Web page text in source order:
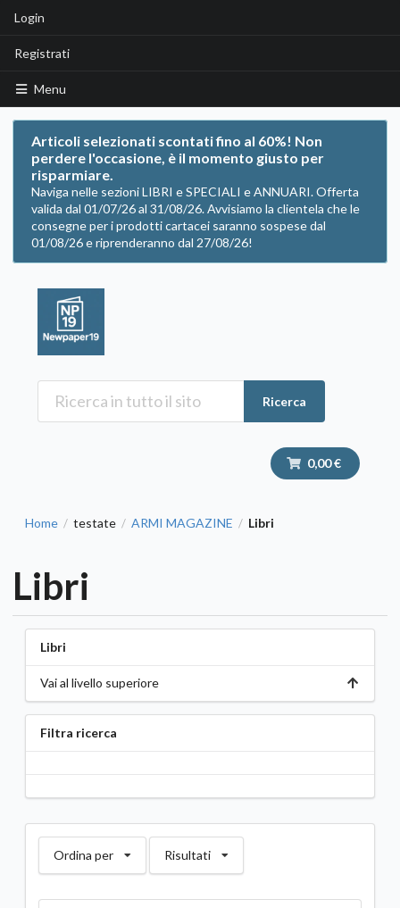
Login
Registrati
Menu
Articoli selezionati scontati fino al 60%! Non
perdere l'occasione, è il momento giusto per
risparmiare.
Naviga nelle sezioni LIBRI e SPECIALI e ANNUARI. Offerta
valida dal 01/07/26 al 31/08/26. Avvisiamo la clientela che le
consegne per i prodotti cartacei saranno sospese dal
01/08/26 e riprenderanno dal 27/08/26!
Ricerca
0,00 €
Home / testate / ARMI MAGAZINE / Libri
Libri
Libri
Vai al livello superiore
Filtra ricerca
Ordina per Risultati